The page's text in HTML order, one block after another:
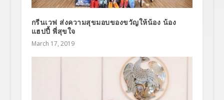
กรีนเวฟ ส่งความสุขมอบของขวัญให้น้อง น้อง
แฮปปี้ พี่สุขใจ
March 17, 2019